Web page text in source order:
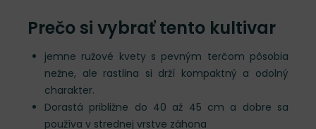
Prečo si vybrať tento kultivar
jemne ružové kvety s pevným terčom pôsobia
nežne, ale rastlina si drží kompaktný a odolný
charakter.
Dorastá približne do 40 až 45 cm a dobre sa
používa v strednej vrstve záhona